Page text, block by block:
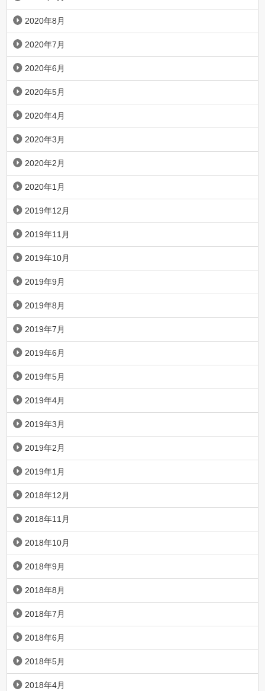
2020年8月
2020年7月
2020年6月
2020年5月
2020年4月
2020年3月
2020年2月
2020年1月
2019年12月
2019年11月
2019年10月
2019年9月
2019年8月
2019年7月
2019年6月
2019年5月
2019年4月
2019年3月
2019年2月
2019年1月
2018年12月
2018年11月
2018年10月
2018年9月
2018年8月
2018年7月
2018年6月
2018年5月
2018年4月